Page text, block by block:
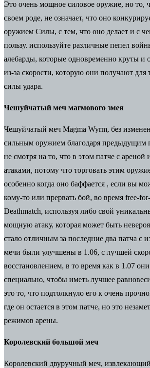
Это очень мощное силовое оружие, но то,
своем роде, не означает, что оно
оружием Силы, с тем, что оно делает и с
пользу. используйте различные пепел
алебарды, которые одновременно круты и
из-за скорости, которую они получают для
силы удара.
Чешуйчатый меч магмового змея
Чешуйчатый меч Magma Wyrm, без
сильным оружием благодаря предыдущим
не смотря на то, что в этом патче с
атаками, потому что торговать этим
особенно когда оно баффается , если вы
кому-то или прервать бой, во время free-
Deathmatch, используя либо свой
мощную атаку, которая может быть
стало отличным за последние два патча с
мечи были улучшены в 1.06, с лучшей
восстановлением, в то время как в 1.07
специально, чтобы иметь лучшее
это то, что подтолкнуло его к очень
где он остается в этом патче, но это
режимов арены.
Королевский большой меч
Королевский двуручный меч,